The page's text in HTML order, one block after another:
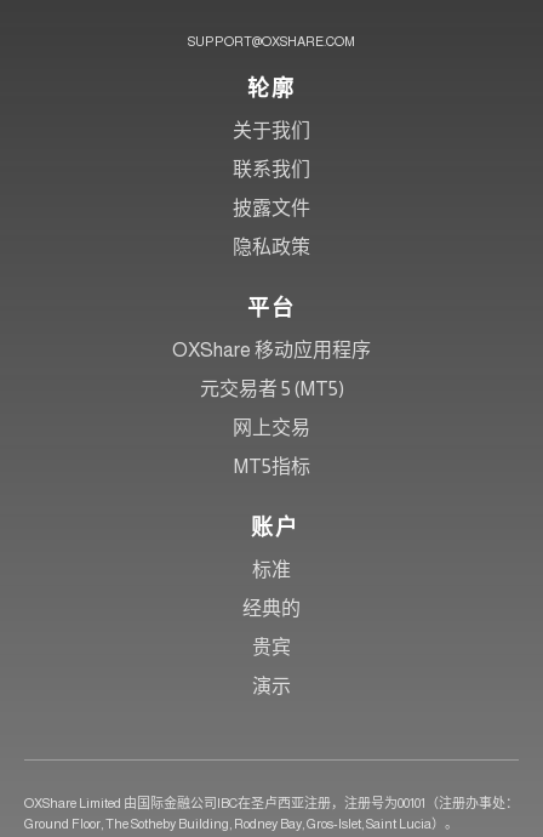
SUPPORT@OXSHARE.COM
轮廓
关于我们
联系我们
披露文件
隐私政策
平台
OXShare 移动应用程序
元交易者 5 (MT5)
网上交易
MT5指标
账户
标准
经典的
贵宾
演示
OXShare Limited 由国际金融公司IBC在圣卢西亚注册，注册号为00101（注册办事处：
Ground Floor, The Sotheby Building, Rodney Bay, Gros-Islet, Saint Lucia）。